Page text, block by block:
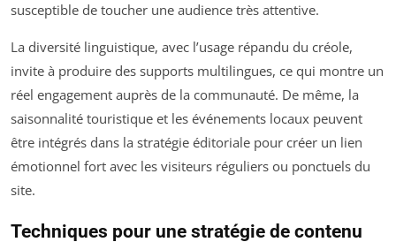
susceptible de toucher une audience très attentive.
La diversité linguistique, avec l’usage répandu du créole,
invite à produire des supports multilingues, ce qui montre un
réel engagement auprès de la communauté. De même, la
saisonnalité touristique et les événements locaux peuvent
être intégrés dans la stratégie éditoriale pour créer un lien
émotionnel fort avec les visiteurs réguliers ou ponctuels du
site.
Techniques pour une stratégie de contenu